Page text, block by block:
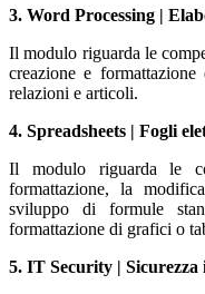
3. Word Processing |
Il modulo riguarda le
creazione e
relazioni e articoli.
4. Spreadsheets | Fogli
Il modulo riguarda le
formattazione, la
sviluppo di formule
formattazione di grafici o
5. IT Security |